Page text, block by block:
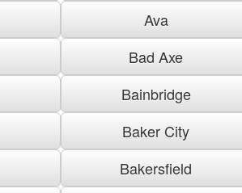
Ava
Bad Axe
Bainbridge
Baker City
Bakersfield